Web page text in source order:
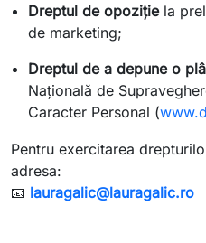
Dreptul de opozițiela
de marketing;
Dreptul de a depune o
Națională de
Caracter Personal (
Pentru exercitarea
adresa:
📧 lauragalic@lauragalic.ro